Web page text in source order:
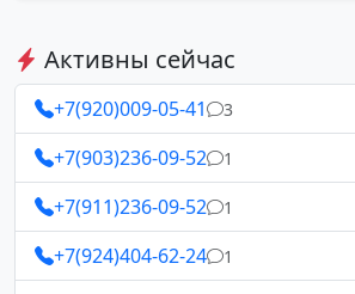
Активны сейчас
+7(920)009-05-41 3
+7(903)236-09-52 1
+7(911)236-09-52 1
+7(924)404-62-24 1